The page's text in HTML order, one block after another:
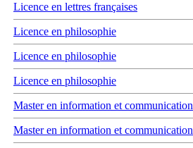
Licence en lettres françaises
Licence en philosophie
Licence en philosophie
Licence en philosophie
Master en information et communication
Master en information et communication